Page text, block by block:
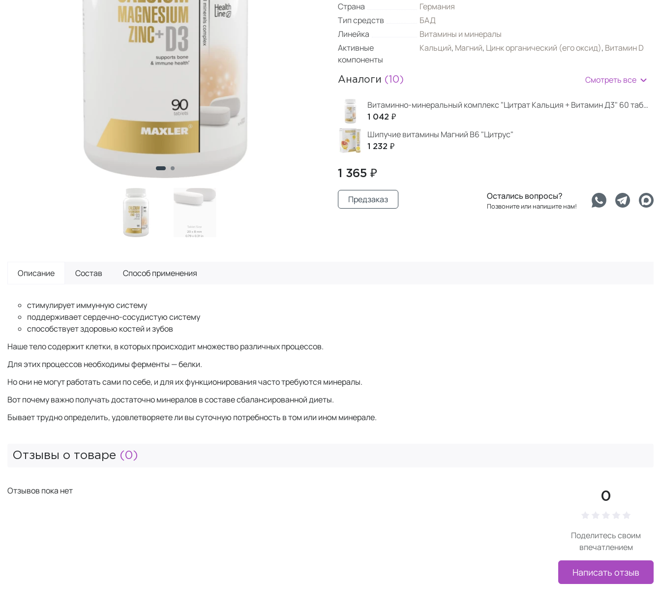
Страна
Германия
Тип средств
БАД
Линейка
Витамины и минералы
Активные
компоненты
Кальций, Магний, Цинк органический (его оксид), Витамин D
Аналоги (10) Смотреть все
Витаминно-минеральный комплекс "Цитрат Кальция + Витамин Д3" 60 таблеток
1 042 ₽
Шипучие витамины Магний В6 "Цитрус"
1 232 ₽
1 365 ₽
Предзаказ Остались вопросы?
Позвоните или напишите нам!
Описание Состав Способ применения
стимулирует иммунную систему
поддерживает сердечно-сосудистую систему
способствует здоровью костей и зубов
Наше тело содержит клетки, в которых происходит множество различных процессов.
Для этих процессов необходимы ферменты — белки.
Но они не могут работать сами по себе, и для их функционирования часто требуются минералы.
Вот почему важно получать достаточно минералов в составе сбалансированной диеты.
Бывает трудно определить, удовлетворяете ли вы суточную потребность в том или ином минерале.
Отзывы о товаре (0)
0
Поделитесь своим
впечатлением
Написать отзыв
Отзывов пока нет